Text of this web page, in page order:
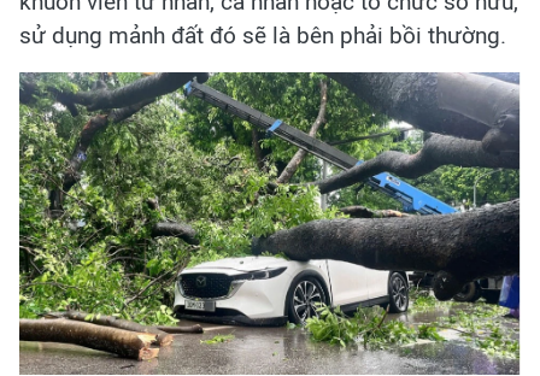
sử dụng mảnh đất đó sẽ là bên phải bồi thường.